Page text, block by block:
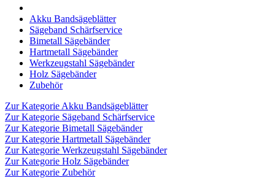
Akku Bandsägeblätter
Sägeband Schärfservice
Bimetall Sägebänder
Hartmetall Sägebänder
Werkzeugstahl Sägebänder
Holz Sägebänder
Zubehör
Zur Kategorie Akku Bandsägeblätter
Zur Kategorie Sägeband Schärfservice
Zur Kategorie Bimetall Sägebänder
Zur Kategorie Hartmetall Sägebänder
Zur Kategorie Werkzeugstahl Sägebänder
Zur Kategorie Holz Sägebänder
Zur Kategorie Zubehör